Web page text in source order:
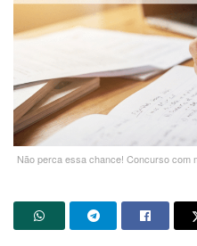
Não perca essa chance! Concurso com